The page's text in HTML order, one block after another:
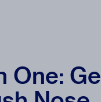
One: